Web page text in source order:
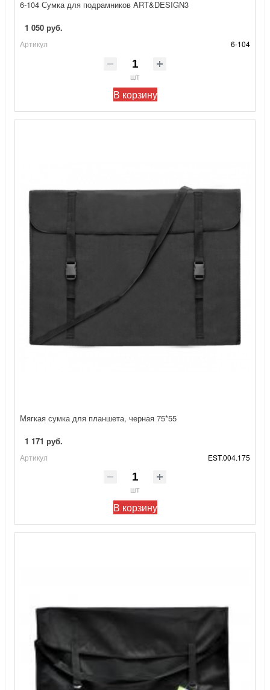
6-104 Сумка для подрамников ART&DESIGN3
1 050 руб.
Артикул 6-104
шт
В корзину
Мягкая сумка для планшета, черная 75*55
1 171 руб.
Артикул EST.004.175
шт
В корзину